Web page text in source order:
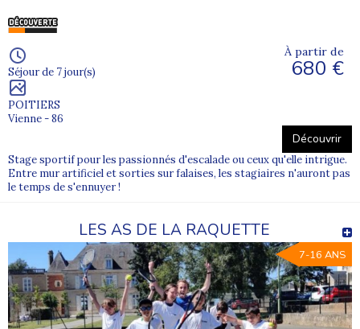
Séjour de 7 jour(s)
POITIERS
Vienne - 86
À partir de
680 €
Découvrir
Stage sportif pour les passionnés d'escalade ou ceux qu'elle intrigue.
Entre mur artificiel et sorties sur falaises, les stagiaires n'auront pas
le temps de s'ennuyer !
LES AS DE LA RAQUETTE
7-16 ANS